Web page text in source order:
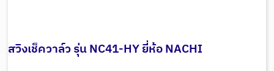
สวิงเช็ควาล์ว รุ่น NC41-HY ยี่ห้อ NACHI